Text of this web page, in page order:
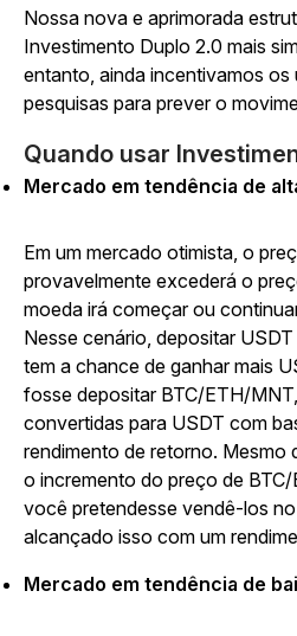
Nossa nova e aprimorada
Investimento Duplo 2.0 mais
entanto, ainda incentivamos os
pesquisas para prever o
Quando usar
Mercado em tendência de
Em um mercado otimista, o
provavelmente excederá o
moeda irá começar ou
Nesse cenário, depositar
tem a chance de ganhar mais
fosse depositar BTC/ETH/
convertidas para USDT com
rendimento de retorno. Mesmo
o incremento do preço de
você pretendesse vendê-los
alcançado isso com um
Mercado em tendência de